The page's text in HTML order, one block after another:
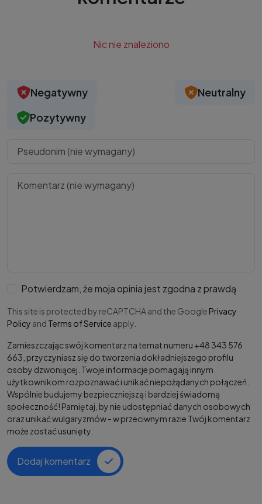
Nic nie znaleziono
Negatywny
Neutralny
Pozytywny
Potwierdzam, że moja opinia jest zgodna z prawdą
This site is protected by reCAPTCHA and the Google Privacy
Policy and Terms of Service apply.
Zamieszczając swój komentarz na temat numeru +48 343 576
663, przyczyniasz się do tworzenia dokładniejszego profilu
osoby dzwoniącej. Twoje informacje pomagają innym
użytkownikom rozpoznawać i unikać niepożądanych połączeń.
Wspólnie budujemy bezpieczniejszą i bardziej świadomą
społeczność! Pamiętaj, by nie udostępniać danych osobowych
oraz unikać wulgaryzmów - w przeciwnym razie Twój komentarz
może zostać usunięty.
Dodaj komentarz